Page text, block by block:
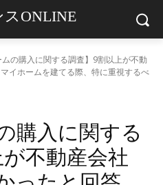
スONLINE
ムの購入に関する調査】9割以上が不動
イホームを建てる際、特に重視するべ
購入に関する
不動産会社